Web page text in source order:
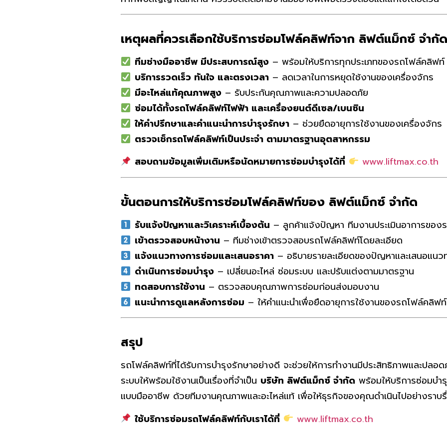
เหตุผลที่ควรเลือกใช้บริการซ่อมโฟล์คลิฟท์จาก ลิฟต์แม็กซ์ จำกัด
ทีมช่างมืออาชีพ มีประสบการณ์สูง– พร้อมให้บริการทุกประเภทของรถโฟล์คลิฟท์
บริการรวดเร็ว ทันใจ และตรงเวลา– ลดเวลาในการหยุดใช้งานของเครื่องจักร
มีอะไหล่แท้คุณภาพสูง– รับประกันคุณภาพและความปลอดภัย
ซ่อมได้ทั้งรถโฟล์คลิฟท์ไฟฟ้า และเครื่องยนต์ดีเซล/เบนซิน
ให้คำปรึกษาและคำแนะนำการบำรุงรักษา– ช่วยยืดอายุการใช้งานของเครื่องจักร
ตรวจเช็กรถโฟล์คลิฟท์เป็นประจำ ตามมาตรฐานอุตสาหกรรม
สอบถามข้อมูลเพิ่มเติมหรือนัดหมายการซ่อมบำรุงได้ที่
www.liftmax.co.th
ขั้นตอนการให้บริการซ่อมโฟล์คลิฟท์ของ ลิฟต์แม็กซ์ จำกัด
รับแจ้งปัญหาและวิเคราะห์เบื้องต้น – ลูกค้าแจ้งปัญหา ทีมงานประเมินอาการขอ
เข้าตรวจสอบหน้างาน – ทีมช่างเข้าตรวจสอบรถโฟล์คลิฟท์โดยละเอียด
แจ้งแนวทางการซ่อมและเสนอราคา– อธิบายรายละเอียดของปัญหาและเสนอแนว
ดำเนินการซ่อมบำรุง– เปลี่ยนอะไหล่ ซ่อมระบบ และปรับแต่งตามมาตรฐาน
ทดสอบการใช้งาน – ตรวจสอบคุณภาพการซ่อมก่อนส่งมอบงาน
แนะนำการดูแลหลังการซ่อม – ให้คำแนะนำเพื่อยืดอายุการใช้งานของรถโฟล์คลิฟท์
สรุป
รถโฟล์คลิฟท์ที่ได้รับการบำรุงรักษาอย่างดี จะช่วยให้การทำงานมีประสิทธิภาพและปลอ
ระบบให้พร้อมใช้งานเป็นเรื่องที่จำเป็น บริษัท ลิฟต์แม็กซ์ จำกัด พร้อมให้บริการซ่อมบ
แบบมืออาชีพ ด้วยทีมงานคุณภาพและอะไหล่แท้ เพื่อให้ธุรกิจของคุณดำเนินไปอย่างราบ
ใช้บริการซ่อมรถโฟล์คลิฟท์กับเราได้ที่
www.liftmax.co.th